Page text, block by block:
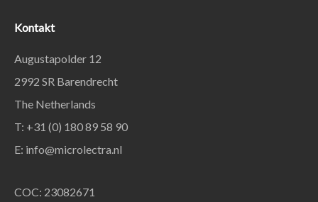
Kontakt
Augustapolder 12
2992 SR Barendrecht
The Netherlands
T: +31 (0) 180 89 58 90
E: info@microlectra.nl
COC: 23082671